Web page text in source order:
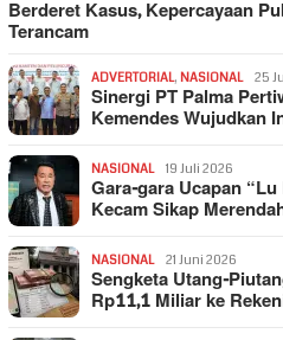
Berderet Kasus, Kepercayaan
Terancam
ADVERTORIAL, NASIONAL 25
Sinergi PT Palma
Kemendes Wujudkan
NASIONAL 19 Juli 2026
Gara-gara Ucapan
Kecam Sikap
NASIONAL 21 Juni 2026
Sengketa Utang-
Rp11,1 Miliar ke